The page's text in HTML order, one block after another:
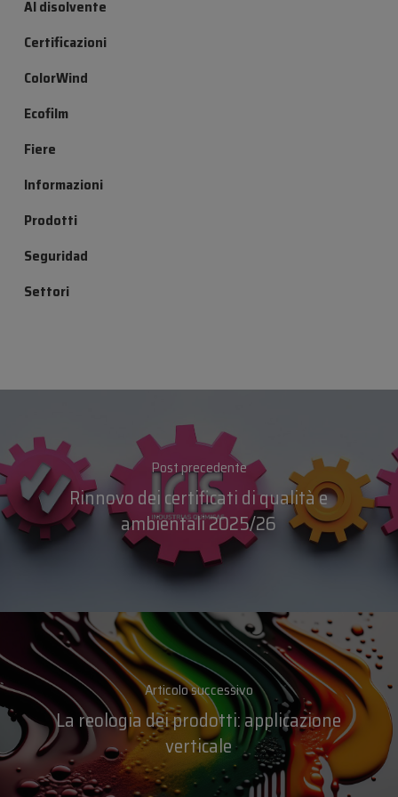
Al disolvente
Certificazioni
ColorWind
Ecofilm
Fiere
Informazioni
Prodotti
Seguridad
Settori
Post precedente
Rinnovo dei certificati di qualità e
ambientali 2025/26
Articolo successivo
La reologia dei prodotti: applicazione
verticale